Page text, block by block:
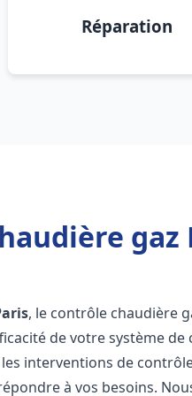
Réparation
gaz
, le contrôle chaudière
de votre système
les interventions de
à vos besoins.